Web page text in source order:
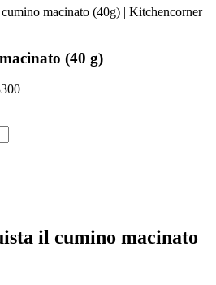
(40 g)
il cumino macinato